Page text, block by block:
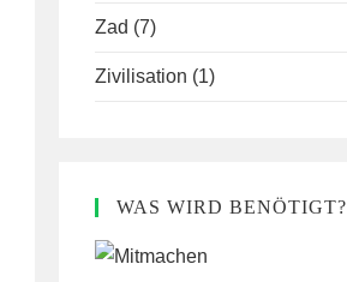
Zad (7)
Zivilisation (1)
WAS WIRD BENÖTIGT?